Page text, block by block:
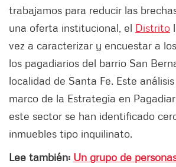
trabajamos para reducir las
una oferta institucional, el Distrito
vez a caracterizar y encuestar a
los pagadiarios del barrio San
localidad de Santa Fe. Este
marco de la Estrategia en
este sector se han identificado
inmuebles tipo inquilinato.
Lee también: Un grupo de